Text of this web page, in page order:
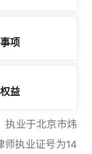
项
益
执业于北京市炜
师执业证号为14